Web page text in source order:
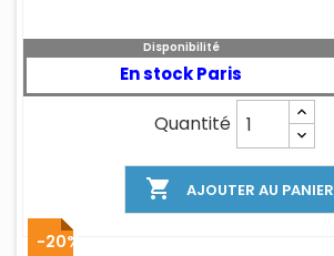
Disponibilité
En stock Paris
Quantité
 AJOUTER AU PANIER
-20%